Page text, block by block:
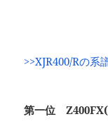
>>XJR400/Rの系
第一位